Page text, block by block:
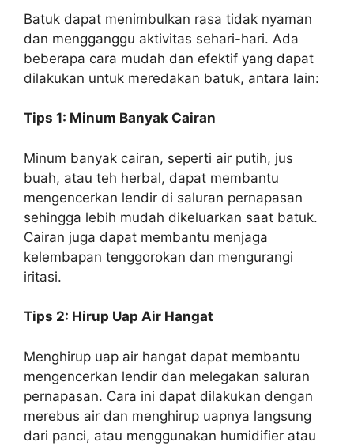
Batuk dapat menimbulkan rasa tidak nyaman
dan mengganggu aktivitas sehari-hari. Ada
beberapa cara mudah dan efektif yang dapat
dilakukan untuk meredakan batuk, antara lain:
Tips 1: Minum Banyak Cairan
Minum banyak cairan, seperti air putih, jus
buah, atau teh herbal, dapat membantu
mengencerkan lendir di saluran pernapasan
sehingga lebih mudah dikeluarkan saat batuk.
Cairan juga dapat membantu menjaga
kelembapan tenggorokan dan mengurangi
iritasi.
Tips 2: Hirup Uap Air Hangat
Menghirup uap air hangat dapat membantu
mengencerkan lendir dan melegakan saluran
pernapasan. Cara ini dapat dilakukan dengan
merebus air dan menghirup uapnya langsung
dari panci, atau menggunakan humidifier atau